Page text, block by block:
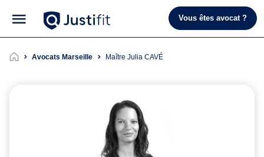
Vous êtes avocat ?
Avocats Marseille Maître Julia CAVÉ